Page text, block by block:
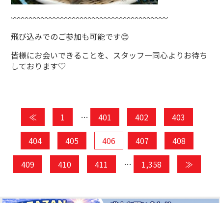
〰〰〰〰〰〰〰〰〰〰〰〰〰〰〰〰〰〰〰〰
飛び込みでのご参加も可能です😊
皆様にお会いできることを、スタッフ一同心よりお待ち
しております♡
≪ 1 … 401 402
403
404
405 406 407
408
409
410 411 … 1,358 ≫